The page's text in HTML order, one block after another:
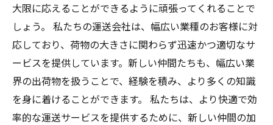
大限に応えることができるように頑張ってくれることで
しょう。 私たちの運送会社は、幅広い業種のお客様に対
応しており、荷物の大きさに関わらず迅速かつ適切なサ
ービスを提供しています。新しい仲間たちも、幅広い業
界の出荷物を扱うことで、経験を積み、より多くの知識
を身に着けることができます。 私たちは、より快適で効
率的な運送サービスを提供するために、新しい仲間の加